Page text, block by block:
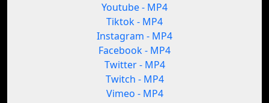
Youtube - MP4
Tiktok - MP4
Instagram - MP4
Facebook - MP4
Twitter - MP4
Twitch - MP4
Vimeo - MP4